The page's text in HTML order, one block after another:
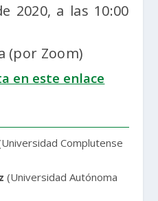
2020, a las 10:00
(por Zoom)
en este enlace
Complutense
(Universidad Autónoma